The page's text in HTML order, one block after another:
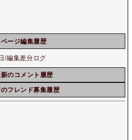
ページ編集履歴
/編集差分ログ
のコメント履歴
フレンド募集履歴